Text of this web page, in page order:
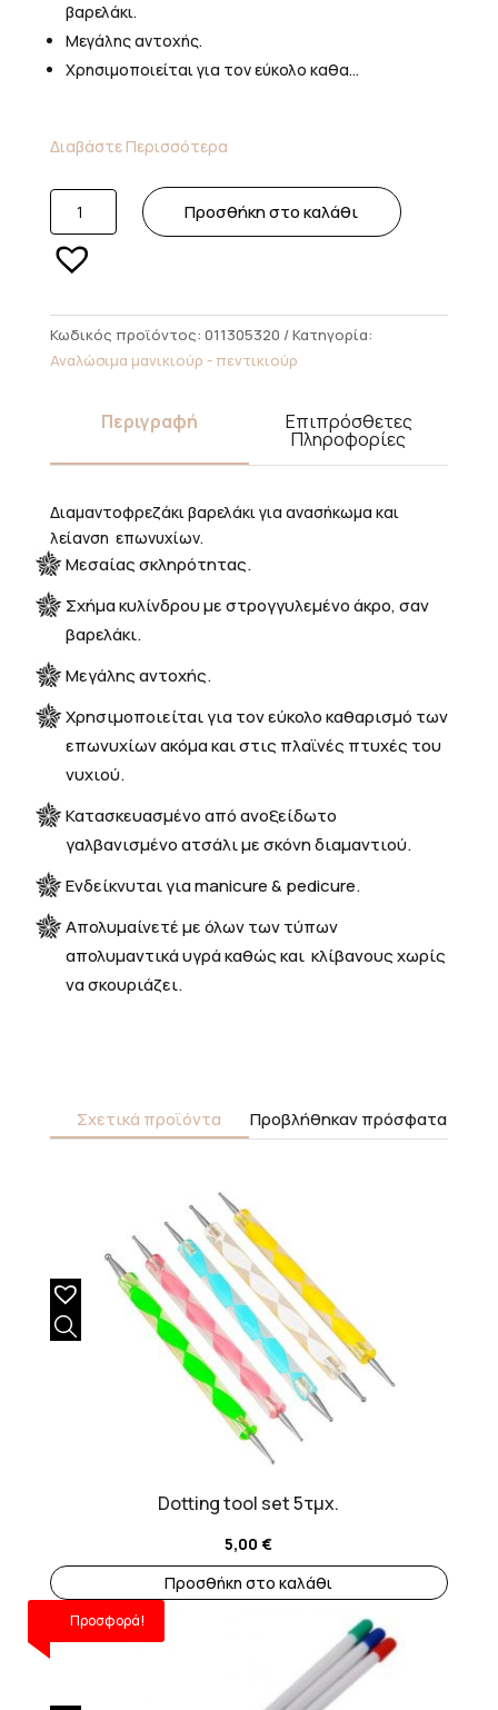
βαρελάκι.
Μεγάλης αντοχής.
Χρησιμοποιείται για τον εύκολο καθα...
Διαβάστε Περισσότερα
DRILL
BLUE
MICROPHONE
ΒΑΡΕΛΑΚΙ
Μ
ποσότητα
Προσθήκη στο καλάθι
Κωδικός προϊόντος: 011305320
Κατηγορία:
Αναλώσιμα μανικιούρ - πεντικιούρ
Περιγραφή Επιπρόσθετες
Πληροφορίες
Διαμαντοφρεζάκι βαρελάκι για ανασήκωμα και
λείανση επωνυχίων.
Μεσαίας σκληρότητας.
Σχήμα κυλίνδρου με στρογγυλεμένο άκρο, σαν
βαρελάκι.
Μεγάλης αντοχής.
Χρησιμοποιείται για τον εύκολο καθαρισμό των
επωνυχίων ακόμα και στις πλαϊνές πτυχές του
νυχιού.
Κατασκευασμένο από ανοξείδωτο
γαλβανισμένο ατσάλι με σκόνη διαμαντιού.
Ενδείκνυται για manicure & pedicure.
Απολυμαίνετέ με όλων των τύπων
απολυμαντικά υγρά καθώς και κλίβανους χωρίς
να σκουριάζει.
Σχετικά προϊόντα Προβλήθηκαν πρόσφατα
Dotting tool set 5τμχ.
5,00€
Προσθήκη στο καλάθι
Προσφορά!